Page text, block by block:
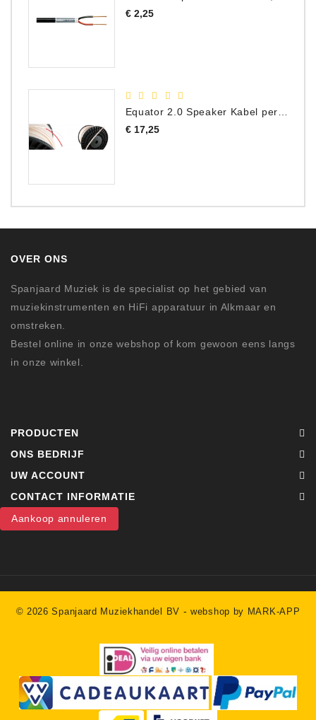
€ 2,25Prijs
Equator 2.0 Speaker Kabel per meter
€ 17,25Prijs
OVER ONS
Spanjaard Muziek is de specialist op het gebied van
muziekinstrumenten en HiFi apparatuur in Alkmaar en
omstreken.
Bestel online in onze webshop of kom gewoon eens langs
in onze winkel.
PRODUCTEN
ONS BEDRIJF
UW ACCOUNT
CONTACT INFORMATIE
Aankoop annuleren
© 2026 Spanjaard Muziekhandel BV -webshop by MARK-APP